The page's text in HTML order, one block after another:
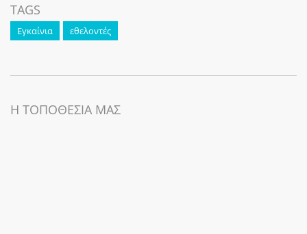
TAGS
Εγκαίνια εθελοντές
Η ΤΟΠΟΘΕΣΙΑ ΜΑΣ